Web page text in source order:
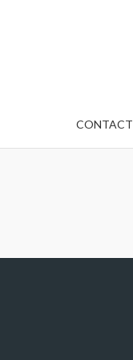
CONTACT